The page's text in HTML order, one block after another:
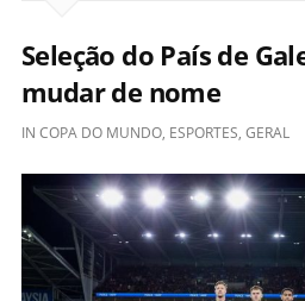
Seleção do País de
mudar de nome
IN COPA DO MUNDO, ESPORTES, GERAL